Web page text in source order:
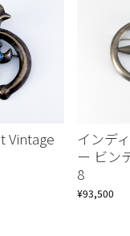
Vintage
インデ
ー ビ
8
¥93,500